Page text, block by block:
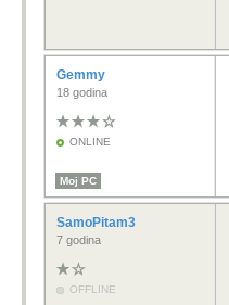
Gemmy
18 godina
ONLINE
Moj PC
SamoPitam3
7 godina
OFFLINE